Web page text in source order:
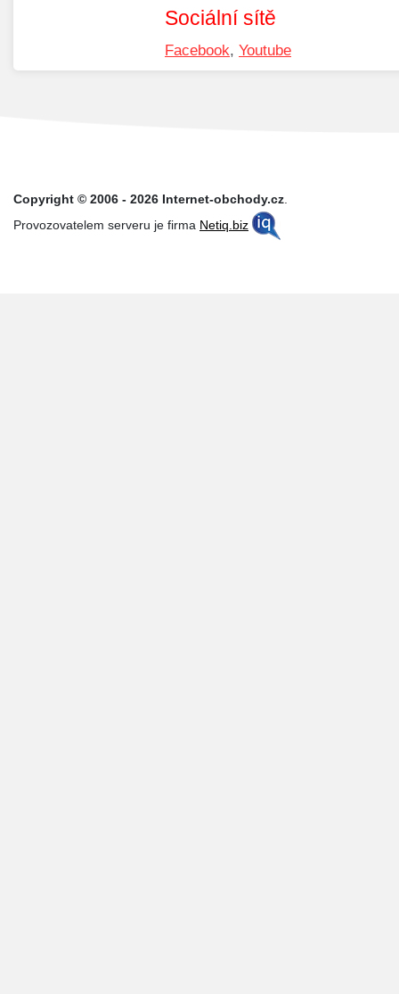
Sociální sítě
Facebook, Youtube
Copyright © 2006 - 2026 Internet-obchody.cz.
Provozovatelem serveru je firma Netiq.biz